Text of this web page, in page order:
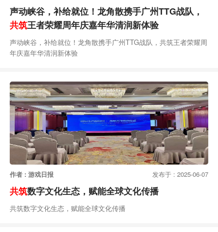
声动峡谷，补给就位！龙角散携手广州TTG战队，
共筑王者荣耀周年庆嘉年华清润新体验
声动峡谷，补给就位！龙角散携手广州TTG战队，共筑王者荣耀周
年庆嘉年华清润新体验
作者 : 游戏日报 发布于 : 2025-06-07
共筑数字文化生态，赋能全球文化传播
共筑数字文化生态，赋能全球文化传播